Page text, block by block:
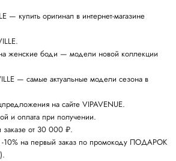
— купить оригинал в интернет-магазине
женские боди — модели новой коллекции
— самые актуальные модели сезона в
на сайте VIPAVENUE.
и оплата при получении.
заказе от 30 000 ₽.
-10% на первый заказ по промокоду ПОДАРОК
).